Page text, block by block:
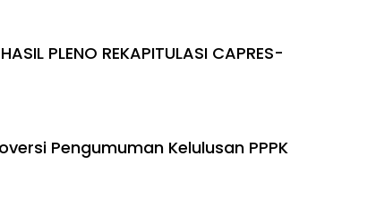
PLENO REKAPITULASI CAPRES-
Pengumuman Kelulusan PPPK